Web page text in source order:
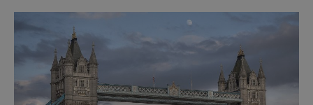
čtyřčlenná údržbářská četa, vyzbrojena
hadry a kbelíky s mýdlovou vodou, po
několik dní navracela zašlý lesk. [caption